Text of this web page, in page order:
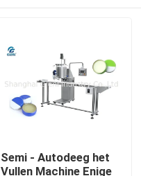
Semi - Autodeeg het
Vullen Machine Enige